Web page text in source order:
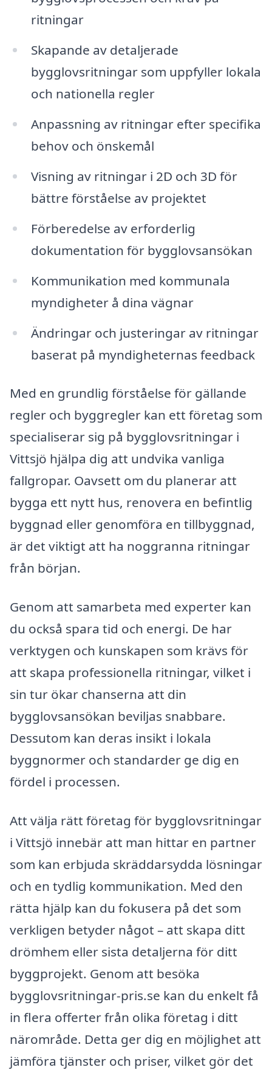
ritningar
Skapande av detaljerade
bygglovsritningar som uppfyller lokala
och nationella regler
Anpassning av ritningar efter specifika
behov och önskemål
Visning av ritningar i 2D och 3D för
bättre förståelse av projektet
Förberedelse av erforderlig
dokumentation för bygglovsansökan
Kommunikation med kommunala
myndigheter å dina vägnar
Ändringar och justeringar av ritningar
baserat på myndigheternas feedback
Med en grundlig förståelse för gällande
regler och byggregler kan ett företag som
specialiserar sig på bygglovsritningar i
Vittsjö hjälpa dig att undvika vanliga
fallgropar. Oavsett om du planerar att
bygga ett nytt hus, renovera en befintlig
byggnad eller genomföra en tillbyggnad,
är det viktigt att ha noggranna ritningar
från början.
Genom att samarbeta med experter kan
du också spara tid och energi. De har
verktygen och kunskapen som krävs för
att skapa professionella ritningar, vilket i
sin tur ökar chanserna att din
bygglovsansökan beviljas snabbare.
Dessutom kan deras insikt i lokala
byggnormer och standarder ge dig en
fördel i processen.
Att välja rätt företag för bygglovsritningar
i Vittsjö innebär att man hittar en partner
som kan erbjuda skräddarsydda lösningar
och en tydlig kommunikation. Med den
rätta hjälp kan du fokusera på det som
verkligen betyder något – att skapa ditt
drömhem eller sista detaljerna för ditt
byggprojekt. Genom att besöka
bygglovsritningar-pris.se kan du enkelt få
in flera offerter från olika företag i ditt
närområde. Detta ger dig en möjlighet att
jämföra tjänster och priser, vilket gör det